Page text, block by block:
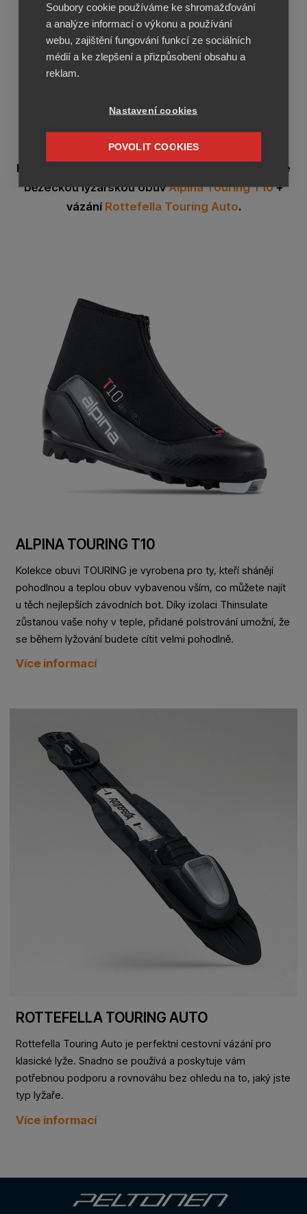
DOPORUČUJEME
K modelu Peltonen N-GRIP FACILE doporučujeme
běžeckou lyžařskou obuvAlpina Touring T10+
vázání Rottefella Touring Auto.
ALPINA TOURING T10
Kolekce obuvi TOURING je vyrobena pro ty, kteří shánějí
pohodlnou a teplou obuv vybavenou vším, co můžete najít
u těch nejlepších závodních bot. Díky izolaci Thinsulate
zůstanou vaše nohy v teple, přidané polstrování umožní, že
se během lyžování budete cítit velmi pohodlně.
Více informací
ROTTEFELLA TOURING AUTO
Rottefella Touring Auto je perfektní cestovní vázání pro
klasické lyže. Snadno se používá a poskytuje vám
potřebnou podporu a rovnováhu bez ohledu na to, jaký jste
typ lyžaře.
Více informací
Soubory cookie používáme ke shromažďování
a analýze informací o výkonu a používání
webu, zajištění fungování funkcí ze sociálních
médií a ke zlepšení a přizpůsobení obsahu a
reklam.
Nastavení cookies
POVOLIT COOKIES